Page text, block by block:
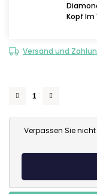
Kopf Im
Versand und
Verpassen Sie